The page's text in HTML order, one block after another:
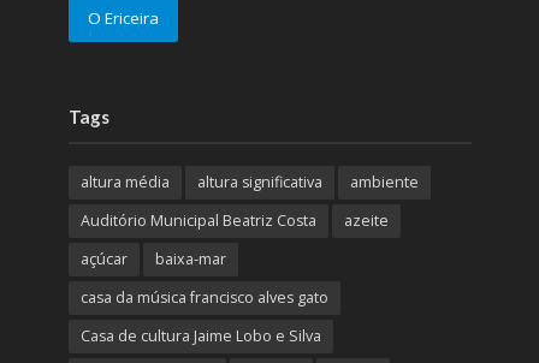
O Ericeira
Tags
altura média altura significativa
ambiente
Auditório Municipal Beatriz Costa
azeite
açúcar
baixa-mar
casa da música francisco alves gato
Casa de cultura Jaime Lobo e Silva